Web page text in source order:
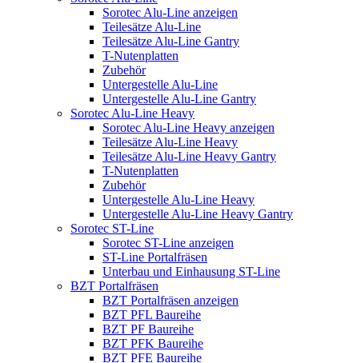
Sorotec Alu-Line anzeigen
Teilesätze Alu-Line
Teilesätze Alu-Line Gantry
T-Nutenplatten
Zubehör
Untergestelle Alu-Line
Untergestelle Alu-Line Gantry
Sorotec Alu-Line Heavy
Sorotec Alu-Line Heavy anzeigen
Teilesätze Alu-Line Heavy
Teilesätze Alu-Line Heavy Gantry
T-Nutenplatten
Zubehör
Untergestelle Alu-Line Heavy
Untergestelle Alu-Line Heavy Gantry
Sorotec ST-Line
Sorotec ST-Line anzeigen
ST-Line Portalfräsen
Unterbau und Einhausung ST-Line
BZT Portalfräsen
BZT Portalfräsen anzeigen
BZT PFL Baureihe
BZT PF Baureihe
BZT PFK Baureihe
BZT PFE Baureihe